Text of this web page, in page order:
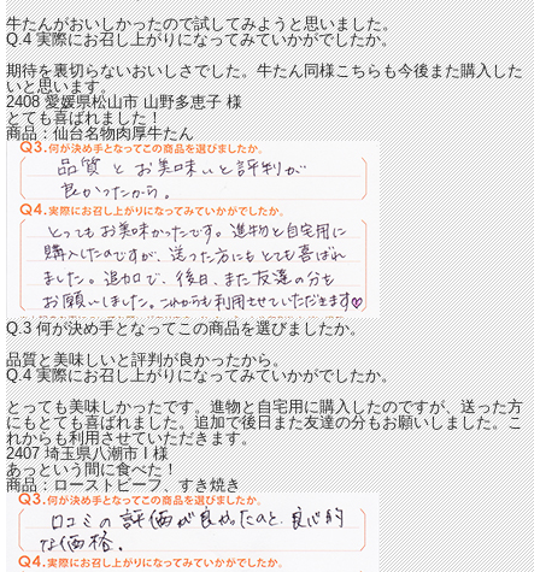
牛たんがおいしかったので試してみようと思いました。
Q.4 実際にお召し上がりになってみていかがでしたか。
期待を裏切らないおいしさでした。牛たん同様こちらも今後また購入した
いと思います。
2408 愛媛県松山市山野多恵子様
とても喜ばれました！
商品：仙台名物肉厚牛たん
Q.3 何が決め手となってこの商品を選びましたか。
品質と美味しいと評判が良かったから。
Q.4 実際にお召し上がりになってみていかがでしたか。
とっても美味しかったです。進物と自宅用に購入したのですが、送った方
にもとても喜ばれました。追加で後日また友達の分もお願いしました。こ
れからも利用させていただきます。
2407 埼玉県八潮市I様
あっという間に食べた！
商品：ローストビーフ、すき焼き